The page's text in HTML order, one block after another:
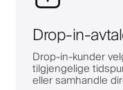
Drop-in-
Drop-in-kunder
tilgjengelige
eller samhandle